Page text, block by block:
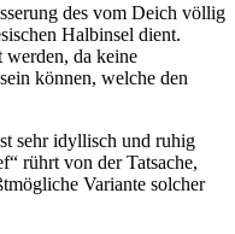
des vom Deich völlig
Halbinsel dient.
werden, da keine
können, welche den
sehr idyllisch und ruhig
rührt von der Tatsache,
Variante solcher